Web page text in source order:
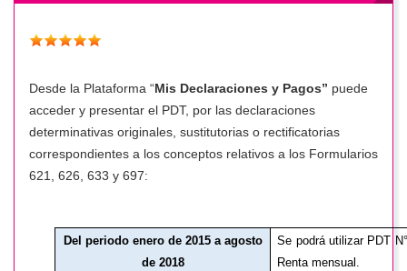
Desde la Plataforma “Mis Declaraciones y Pagos” puede
acceder y presentar el PDT, por las declaraciones
determinativas originales, sustitutorias o rectificatorias
correspondientes a los conceptos relativos a los Formularios
621, 626, 633 y 697:
Del periodo enero de 2015 a agosto
de 2018
Se podrá utilizar PDT
Renta mensual.